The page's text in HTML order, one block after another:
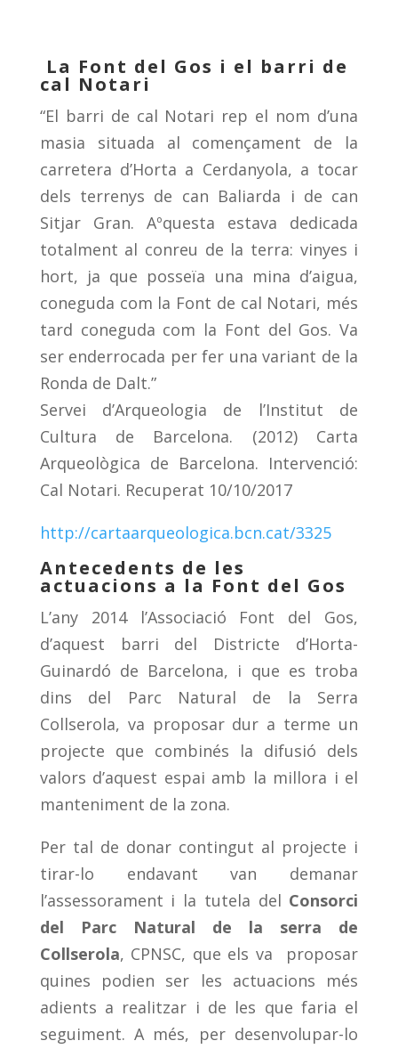
La Font del Gos i el barri de
cal Notari
“El barri de cal Notari rep el nom d’una
masia situada al començament de la
carretera d’Horta a Cerdanyola, a tocar
dels terrenys de can Baliarda i de can
Sitjar Gran. Aºquesta estava dedicada
totalment al conreu de la terra: vinyes i
hort, ja que posseïa una mina d’aigua,
coneguda com la Font de cal Notari, més
tard coneguda com la Font del Gos. Va
ser enderrocada per fer una variant de la
Ronda de Dalt.”
Servei d’Arqueologia de l’Institut de
Cultura de Barcelona. (2012) Carta
Arqueològica de Barcelona. Intervenció:
Cal Notari. Recuperat 10/10/2017
http://cartaarqueologica.bcn.cat/3325
Antecedents de les
actuacions a la Font del Gos
L’any 2014 l’Associació Font del Gos,
d’aquest barri del Districte d’Horta-
Guinardó de Barcelona, i que es troba
dins del Parc Natural de la Serra
Collserola, va proposar dur a terme un
projecte que combinés la difusió dels
valors d’aquest espai amb la millora i el
manteniment de la zona.
Per tal de donar contingut al projecte i
tirar-lo endavant van demanar
l’assessorament i la tutela del Consorci
del Parc Natural de la serra de
Collserola, CPNSC, que els va proposar
quines podien ser les actuacions més
adients a realitzar i de les que faria el
seguiment. A més, per desenvolupar-lo